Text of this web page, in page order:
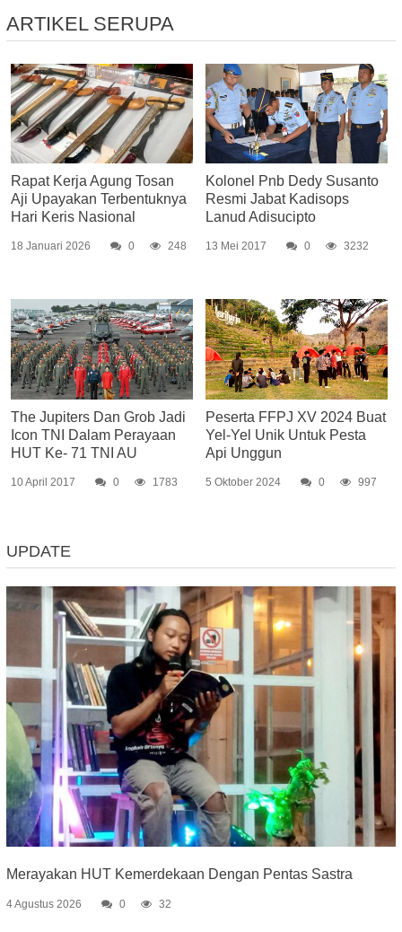
ARTIKEL SERUPA
Rapat Kerja Agung Tosan
Aji Upayakan Terbentuknya
Hari Keris Nasional
18 Januari 2026 0 248
Kolonel Pnb Dedy Susanto
Resmi Jabat Kadisops
Lanud Adisucipto
13 Mei 2017 0 3232
The Jupiters Dan Grob Jadi
Icon TNI Dalam Perayaan
HUT Ke- 71 TNI AU
10 April 2017 0 1783
Peserta FFPJ XV 2024 Buat
Yel-Yel Unik Untuk Pesta
Api Unggun
5 Oktober 2024 0 997
UPDATE
Merayakan HUT Kemerdekaan Dengan Pentas Sastra
4 Agustus 2026 0 32